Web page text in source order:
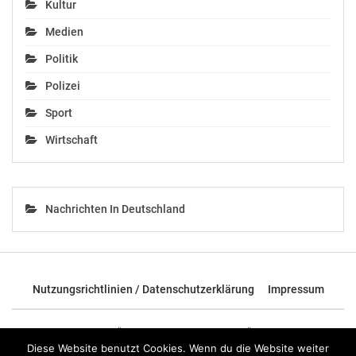
Kultur
Medien
Politik
Polizei
Sport
Wirtschaft
Nachrichten In Deutschland
Nutzungsrichtlinien / Datenschutzerklärung Impressum
© 2026 - TOP News Österreich - Nachrichten aus Österreich und der
ganzen Welt.
Diese Website benutzt Cookies. Wenn du die Website weiter